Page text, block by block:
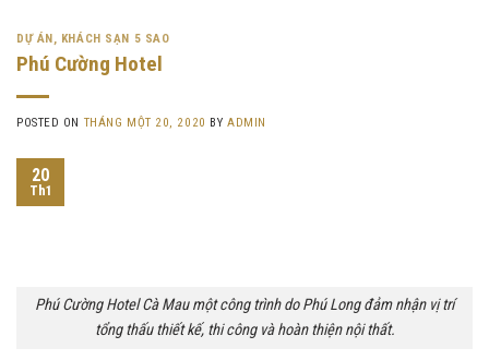
DỰ ÁN , KHÁCH SẠN 5 SAO
Phú Cường Hotel
POSTED ON THÁNG MỘT 20, 2020 BY ADMIN
20
Th1
Phú Cường Hotel Cà Mau một công trình do Phú Long đảm nhận vị trí
tổng thấu thiết kế, thi công và hoàn thiện nội thất.